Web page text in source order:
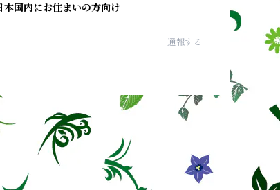
本国内にお住まいの方向け
通報する